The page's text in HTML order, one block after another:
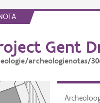
Gent
archeologienotas/